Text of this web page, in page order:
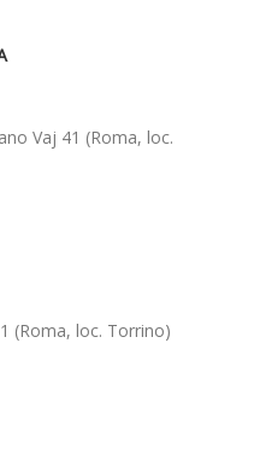
Vaj 41 (Roma, loc.
(Roma, loc. Torrino)